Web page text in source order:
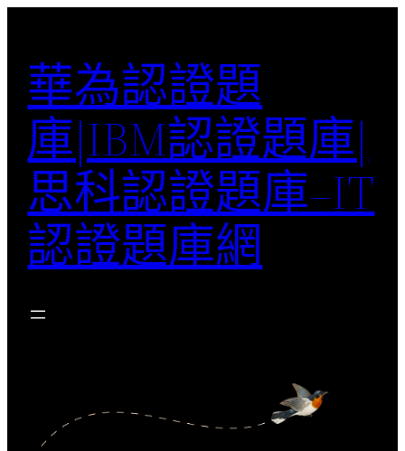
華為認證題
庫|IBM認證題庫|
思科認證題庫–IT
認證題庫網